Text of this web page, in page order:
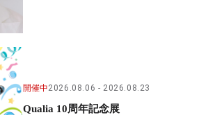
開催中2026.08.06 2026.08.23
Qualia 10周年記念展